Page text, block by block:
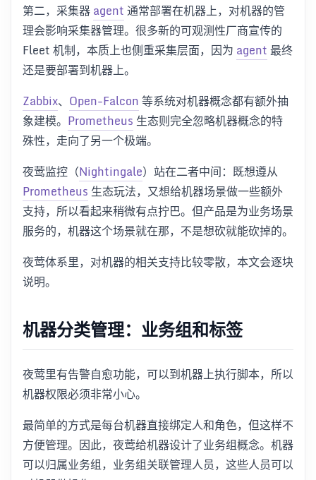
第二，采集器agent通常部署在机器上，对机器的管
理会影响采集器管理。很多新的可观测性厂商宣传的
Fleet 机制，本质上也侧重采集层面，因为 agent最终
还是要部署到机器上。
Zabbix、 Open-Falcon等系统对机器概念都有额外抽
象建模。 Prometheus生态则完全忽略机器概念的特
殊性，走向了另一个极端。
夜莺监控（Nightingale）站在二者中间：既想遵从
Prometheus生态玩法，又想给机器场景做一些额外
支持，所以看起来稍微有点拧巴。但产品是为业务场景
服务的，机器这个场景就在那，不是想砍就能砍掉的。
夜莺体系里，对机器的相关支持比较零散，本文会逐块
说明。
机器分类管理：业务组和标签
夜莺里有告警自愈功能，可以到机器上执行脚本，所以
机器权限必须非常小心。
最简单的方式是每台机器直接绑定人和角色，但这样不
方便管理。因此，夜莺给机器设计了业务组概念。机器
可以归属业务组，业务组关联管理人员，这些人员可以